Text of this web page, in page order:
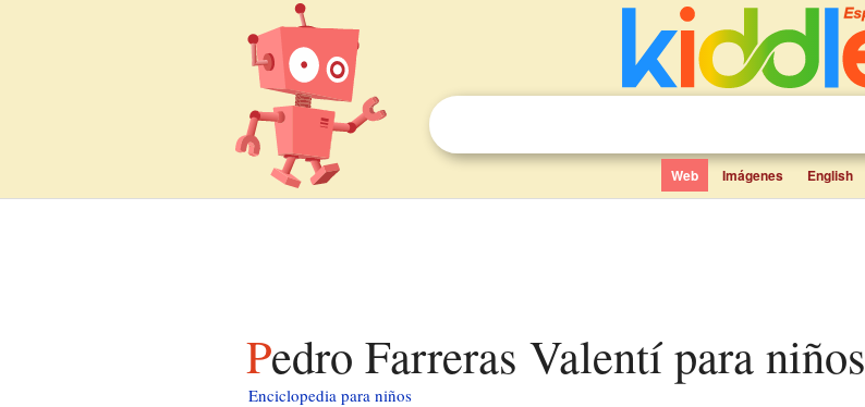
Web Imágenes English
Pedro Farreras Valentí para niños
Enciclopedia para niños